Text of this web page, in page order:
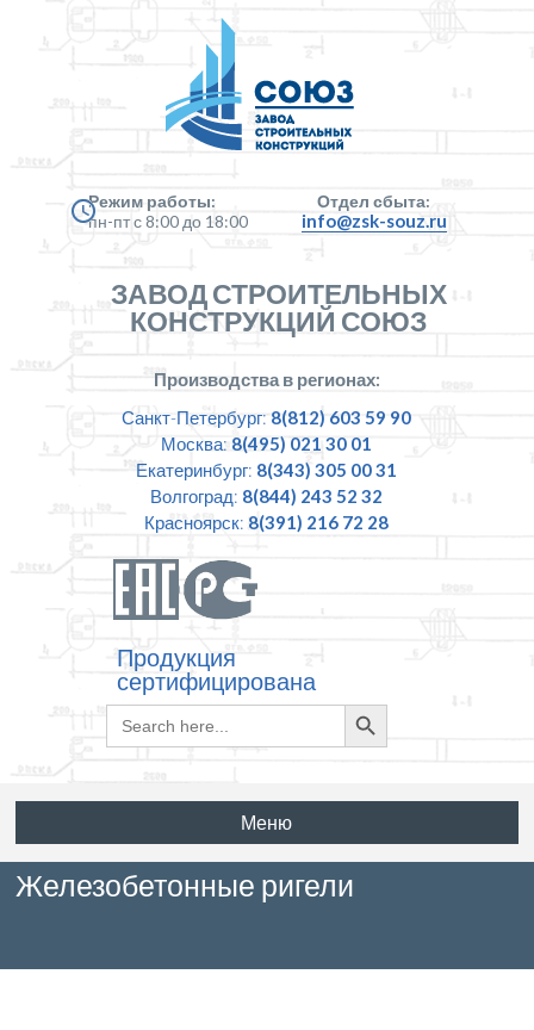
Режим работы:
пн-пт с 8:00 до 18:00
Отдел сбыта:
info@zsk-souz.ru
ЗАВОД СТРОИТЕЛЬНЫХ
КОНСТРУКЦИЙ СОЮЗ
Производства в регионах:
Санкт-Петербург: 8(812) 603 59 90
Москва: 8(495) 021 30 01
Екатеринбург: 8(343) 305 00 31
Волгоград: 8(844) 243 52 32
Красноярск: 8(391) 216 72 28
Продукция
сертифицирована
Search
for:
Search
Button
Меню
Железобетонные ригели